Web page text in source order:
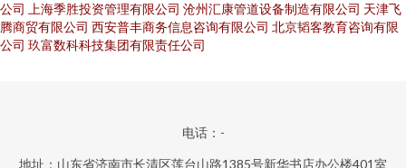
公司
上海季胜投资管理有限公司 沧州汇康管道设备制造有限公司 天津飞
腾商贸有限公司 西安普丰商务信息咨询有限公司 北京韬客教育咨询有限
公司 玖富数科科技集团有限责任公司
电话：-
地址：山东省济南市长清区莲台山路1385号新华书店办公楼401室